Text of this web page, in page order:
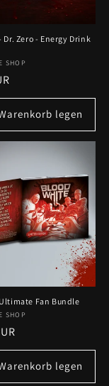
Dr. Zero - Energy Drink
SHOP
legen
Fan Bundle
SHOP
legen